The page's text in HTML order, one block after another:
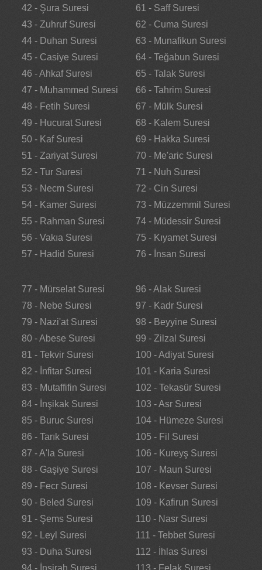
42 - Şura Suresi
43 - Zuhruf Suresi
44 - Duhan Suresi
45 - Casiye Suresi
46 - Ahkaf Suresi
47 - Muhammed Suresi
48 - Fetih Suresi
49 - Hucurat Suresi
50 - Kaf Suresi
51 - Zariyat Suresi
52 - Tur Suresi
53 - Necm Suresi
54 - Kamer Suresi
55 - Rahman Suresi
56 - Vakıa Suresi
57 - Hadid Suresi
61 - Saff Suresi
62 - Cuma Suresi
63 - Munafikun Suresi
64 - Teğabun Suresi
65 - Talak Suresi
66 - Tahrim Suresi
67 - Mülk Suresi
68 - Kalem Suresi
69 - Hakka Suresi
70 - Me'aric Suresi
71 - Nuh Suresi
72 - Cin Suresi
73 - Müzzemmil Suresi
74 - Müdessir Suresi
75 - Kıyamet Suresi
76 - İnsan Suresi
77 - Mürselat Suresi
78 - Nebe Suresi
79 - Nazi'at Suresi
80 - Abese Suresi
81 - Tekvir Suresi
82 - İnfitar Suresi
83 - Mutaffifin Suresi
84 - İnşikak Suresi
85 - Buruc Suresi
86 - Tarık Suresi
87 - A'la Suresi
88 - Gaşiye Suresi
89 - Fecr Suresi
90 - Beled Suresi
91 - Şems Suresi
92 - Leyl Suresi
93 - Duha Suresi
94 - İnşirah Suresi
96 - Alak Suresi
97 - Kadr Suresi
98 - Beyyine Suresi
99 - Zilzal Suresi
100 - Adiyat Suresi
101 - Karia Suresi
102 - Tekasür Suresi
103 - Asr Suresi
104 - Hümeze Suresi
105 - Fil Suresi
106 - Kureyş Suresi
107 - Maun Suresi
108 - Kevser Suresi
109 - Kafirun Suresi
110 - Nasr Suresi
111 - Tebbet Suresi
112 - İhlas Suresi
113 - Felak Suresi